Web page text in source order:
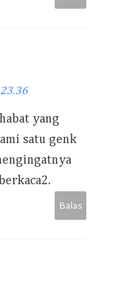
yang
satu genk
Balas